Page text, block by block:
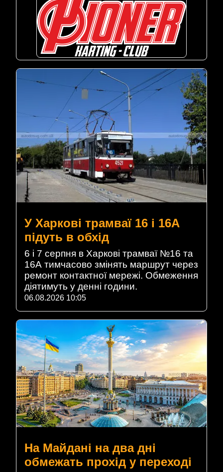
У Харкові трамваї 16 і 16А
підуть в обхід
6 і 7 серпня в Харкові трамваї №16 та
16А тимчасово змінять маршрут через
ремонт контактної мережі. Обмеження
діятимуть у денні години.
06.08.2026 10:05
На Майдані на два дні
обмежать прохід у переході